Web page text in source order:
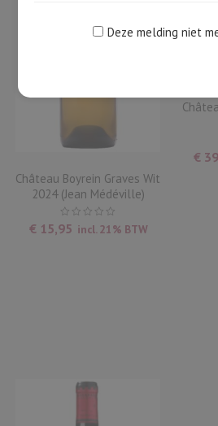
Château Boyrein Graves Wit
2024 (Jean Médéville)
€ 15,95 incl. 21% BTW
€
Deze melding niet